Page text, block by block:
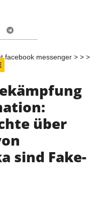
facebook messenger > > >
über
sind Fake-